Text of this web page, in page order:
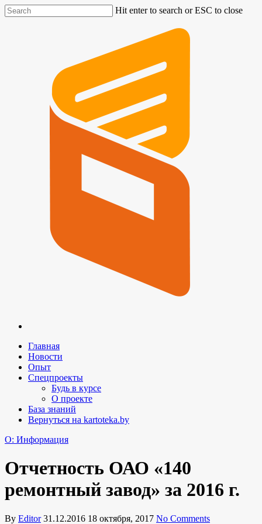
Hit enter to search or ESC to close
Главная
Новости
Опыт
Спецпроекты
Будь в курсе
О проекте
База знаний
Вернуться на kartoteka.by
O: Информация
Отчетность ОАО «140
ремонтный завод» за 2016 г.
By Editor 31.12.2016 18 октября, 2017 No Comments